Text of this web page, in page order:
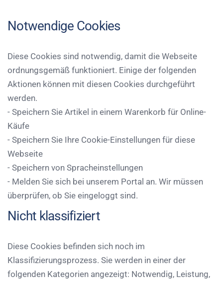
Notwendige Cookies
Diese Cookies sind notwendig, damit die Webseite
ordnungsgemäß funktioniert. Einige der folgenden
Aktionen können mit diesen Cookies durchgeführt
werden.
- Speichern Sie Artikel in einem Warenkorb für Online-
Käufe
- Speichern Sie Ihre Cookie-Einstellungen für diese
Webseite
- Speichern von Spracheinstellungen
- Melden Sie sich bei unserem Portal an. Wir müssen
überprüfen, ob Sie eingeloggt sind.
Nicht klassifiziert
Diese Cookies befinden sich noch im
Klassifizierungsprozess. Sie werden in einer der
folgenden Kategorien angezeigt: Notwendig, Leistung,